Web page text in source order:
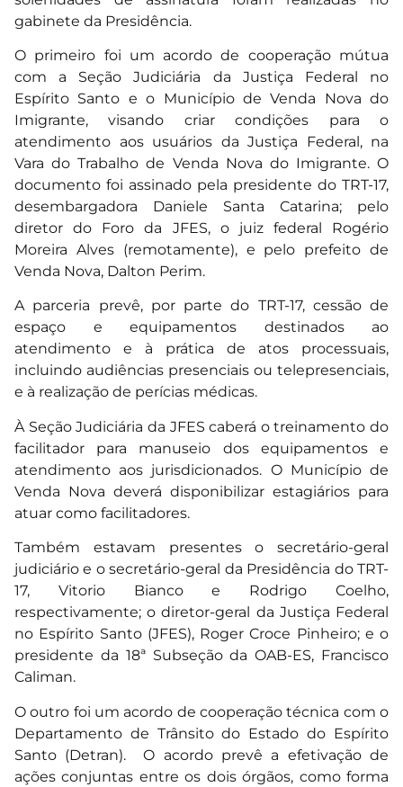
gabinete da Presidência.
O primeiro foi um acordo de cooperação mútua
com a Seção Judiciária da Justiça Federal no
Espírito Santo e o Município de Venda Nova do
Imigrante, visando criar condições para o
atendimento aos usuários da Justiça Federal, na
Vara do Trabalho de Venda Nova do Imigrante. O
documento foi assinado pela presidente do TRT-17,
desembargadora Daniele Santa Catarina; pelo
diretor do Foro da JFES, o juiz federal Rogério
Moreira Alves (remotamente), e pelo prefeito de
Venda Nova, Dalton Perim.
A parceria prevê, por parte do TRT-17, cessão de
espaço e equipamentos destinados ao
atendimento e à prática de atos processuais,
incluindo audiências presenciais ou telepresenciais,
e à realização de perícias médicas.
À Seção Judiciária da JFES caberá o treinamento do
facilitador para manuseio dos equipamentos e
atendimento aos jurisdicionados. O Município de
Venda Nova deverá disponibilizar estagiários para
atuar como facilitadores.
Também estavam presentes o secretário-geral
judiciário e o secretário-geral da Presidência do TRT-
17, Vitorio Bianco e Rodrigo Coelho,
respectivamente; o diretor-geral da Justiça Federal
no Espírito Santo (JFES), Roger Croce Pinheiro; e o
presidente da 18ª Subseção da OAB-ES, Francisco
Caliman.
O outro foi um acordo de cooperação técnica com o
Departamento de Trânsito do Estado do Espírito
Santo (Detran). O acordo prevê a efetivação de
ações conjuntas entre os dois órgãos, como forma